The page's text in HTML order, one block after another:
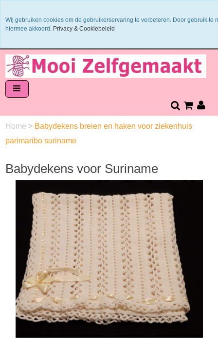
Garens worden uit 1 verfbad verzonden
Veilig online betalen of zelf overschrijven
Home > Babydekens breien en haken voor ziekenhuis
parimaribo suriname
Babydekens voor Suriname
Wij gebruiken cookies om de gebruikerservaring te verbeteren. Door gebruik te
hiermee akkoord. Privacy & Cookiebeleid